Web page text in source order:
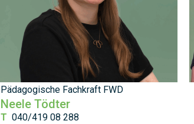
Pädagogische Fachkraft FWD
Neele Tödter
T 040/419 08 288